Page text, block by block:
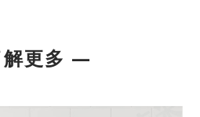
更多 —